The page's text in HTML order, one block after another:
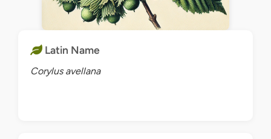
Latin Name
Corylus avellana